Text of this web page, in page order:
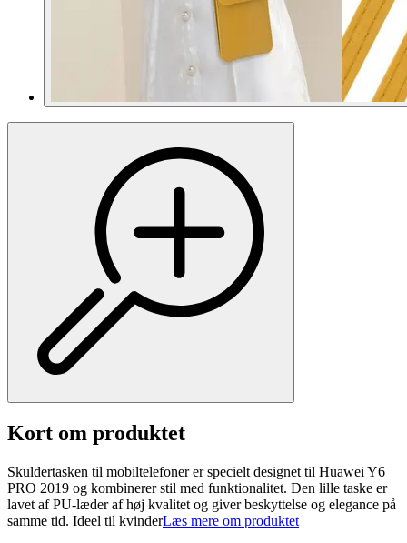
Kort om produktet
Skuldertasken til mobiltelefoner er specielt designet til Huawei Y6
PRO 2019 og kombinerer stil med funktionalitet. Den lille taske er
lavet af PU-læder af høj kvalitet og giver beskyttelse og elegance på
samme tid. Ideel til kvinderLæs mere om produktet